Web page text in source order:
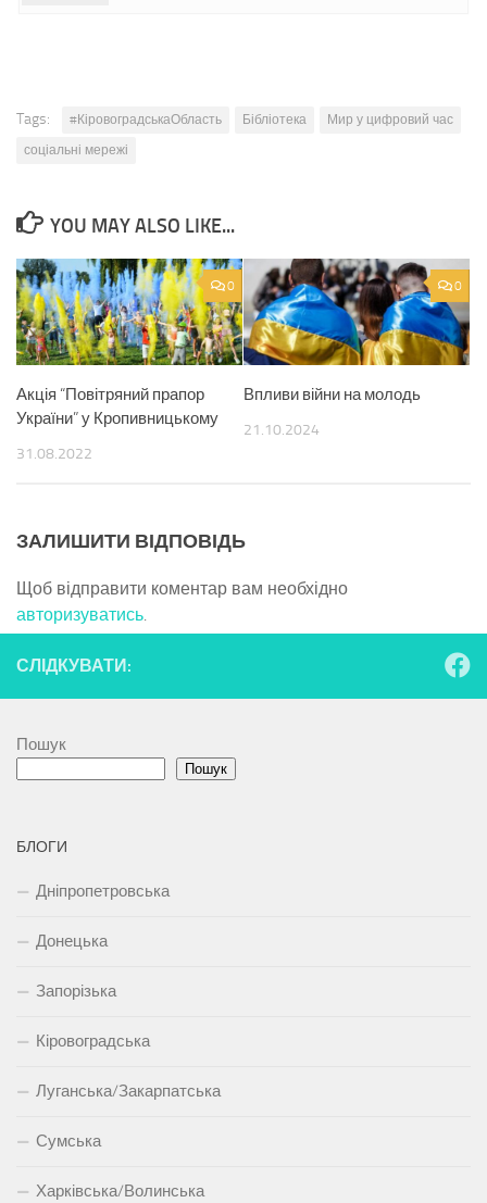
Tags: #КіровоградськаОбласть Бібліотека
Мир у цифровий час
соціальні мережі
YOU MAY ALSO LIKE...
0
Акція “Повітряний прапор
України” у Кропивницькому
31.08.2022
0
Впливи війни на молодь
21.10.2024
ЗАЛИШИТИ ВІДПОВІДЬ
Щоб відправити коментар вам необхідно
авторизуватись.
СЛІДКУВАТИ:
Пошук
Пошук
БЛОГИ
Дніпропетровська
Донецька
Запорізька
Кіровоградська
Луганська/Закарпатська
Сумська
Харківська/Волинська